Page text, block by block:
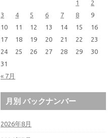
« 7月
1
2
3
4 5 6 7 8
9
10
11 12 13 14 15
16
17
18 19 20 21 22
23
24
25 26 27 28 29
30
31
月別 バックナンバー
2026年8月